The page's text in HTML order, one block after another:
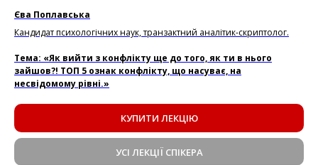
Єва Поплавська
Кандидат психологічних наук, транзактний аналітик-скриптолог.
Тема: «Як вийти з конфлікту ще до того, як ти в нього
зайшов?! ТОП 5 ознак конфлікту, що насуває, на
несвідомому рівні.»
КУПИТИ ЛЕКЦІЮ
УСІ ЛЕКЦІЇ СПІКЕРА